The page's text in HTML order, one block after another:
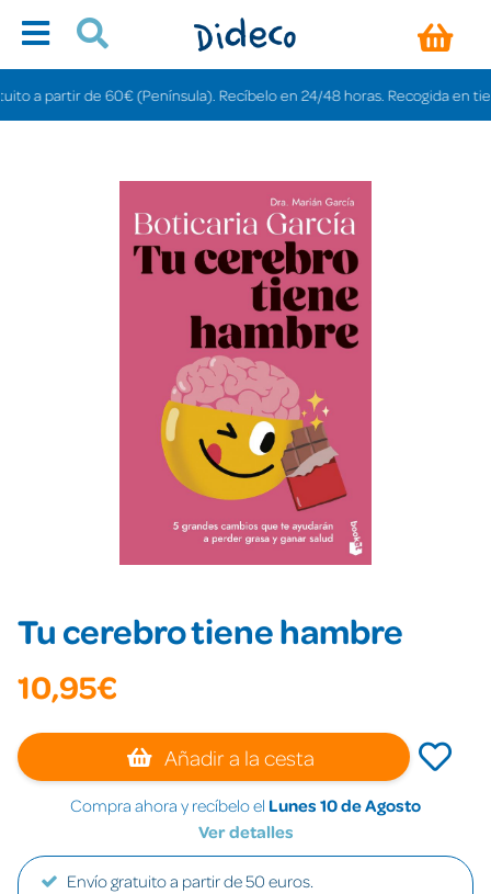
partir de 60€ (Península). Recíbelo en 24/48 horas. Recogida en
Tu cerebro tiene hambre
10,95€
Añadir a la cesta
Compra ahora y recíbelo el Lunes 10 de Agosto
Ver detalles
Envío gratuito a partir de 50 euros.